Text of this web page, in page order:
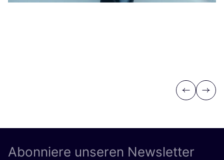
Previous
Next
Abonniere unseren Newsletter